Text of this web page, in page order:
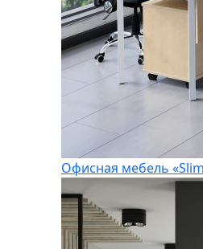
Офисная мебель